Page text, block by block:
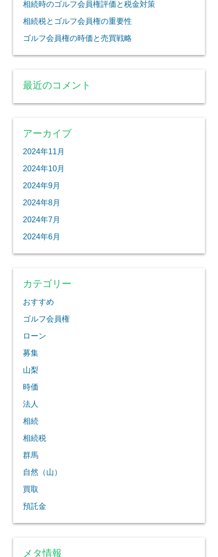
相続時のゴルフ会員権評価と税金対策
相続税とゴルフ会員権の重要性
ゴルフ会員権の時価と売買戦略
最近のコメント
アーカイブ
2024年11月
2024年10月
2024年9月
2024年8月
2024年7月
2024年6月
カテゴリー
おすすめ
ゴルフ会員権
ローン
募集
山梨
時価
法人
相続
相続税
群馬
自然（山）
買取
預託金
メタ情報